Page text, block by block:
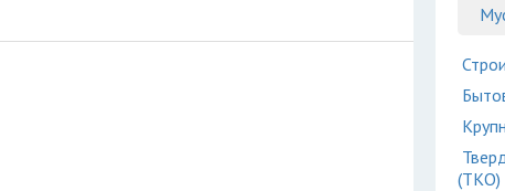
(ТКО)